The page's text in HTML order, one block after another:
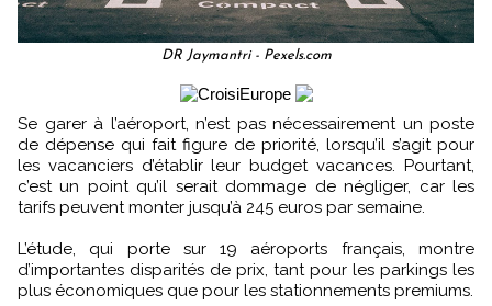
DR Jaymantri - Pexels.com
Se garer à l’aéroport, n’est pas nécessairement un poste
de dépense qui fait figure de priorité, lorsqu’il s’agit pour
les vacanciers d’établir leur budget vacances. Pourtant,
c’est un point qu’il serait dommage de négliger, car les
tarifs peuvent monter jusqu’à 245 euros par semaine.
L’étude, qui porte sur 19 aéroports français, montre
d’importantes disparités de prix, tant pour les parkings les
plus économiques que pour les stationnements premiums.